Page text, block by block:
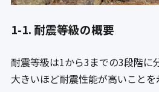
1-1. 耐震等級の概要
耐震等級は1から3までの3段階に
大きいほど耐震性能が高いことを